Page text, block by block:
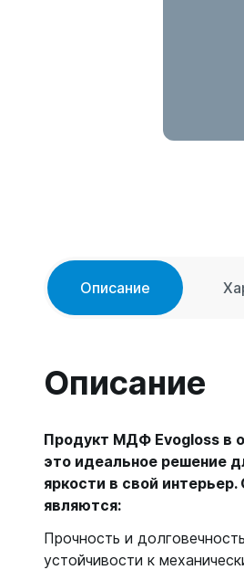
Описание
Описание
Продукт МДФ Evogloss в
это идеальное решение
яркости в свой
являются:
Прочность и
устойчивости к